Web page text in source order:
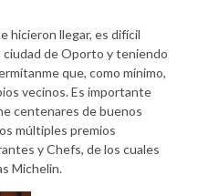
hicieron llegar, es difícil
de Oporto y teniendo
que, como mínimo,
vecinos. Es importante
centenares de buenos
múltiples premios
y Chefs, de los cuales
Michelin.